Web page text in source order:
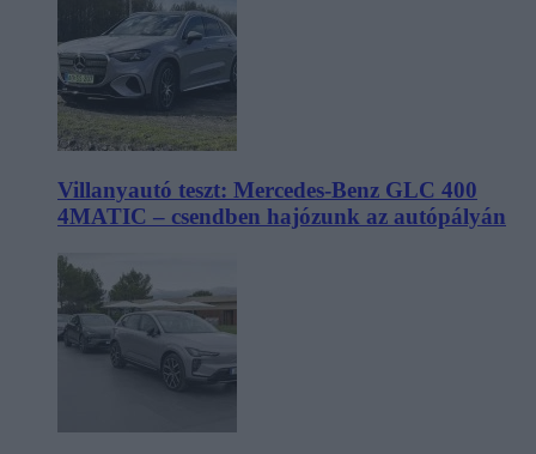
Villanyautó teszt: Mercedes-Benz GLC 400
4MATIC – csendben hajózunk az autópályán